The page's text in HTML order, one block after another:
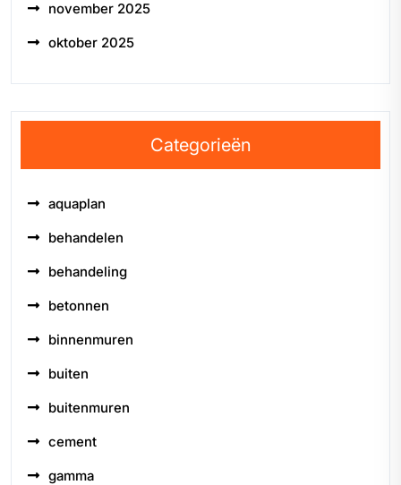
november 2025
oktober 2025
Categorieën
aquaplan
behandelen
behandeling
betonnen
binnenmuren
buiten
buitenmuren
cement
gamma